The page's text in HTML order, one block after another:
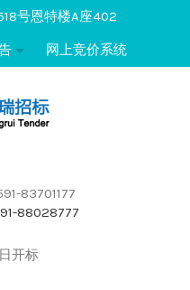
号恩特楼A座402
网上竞价系统
83701177
88028777
开标